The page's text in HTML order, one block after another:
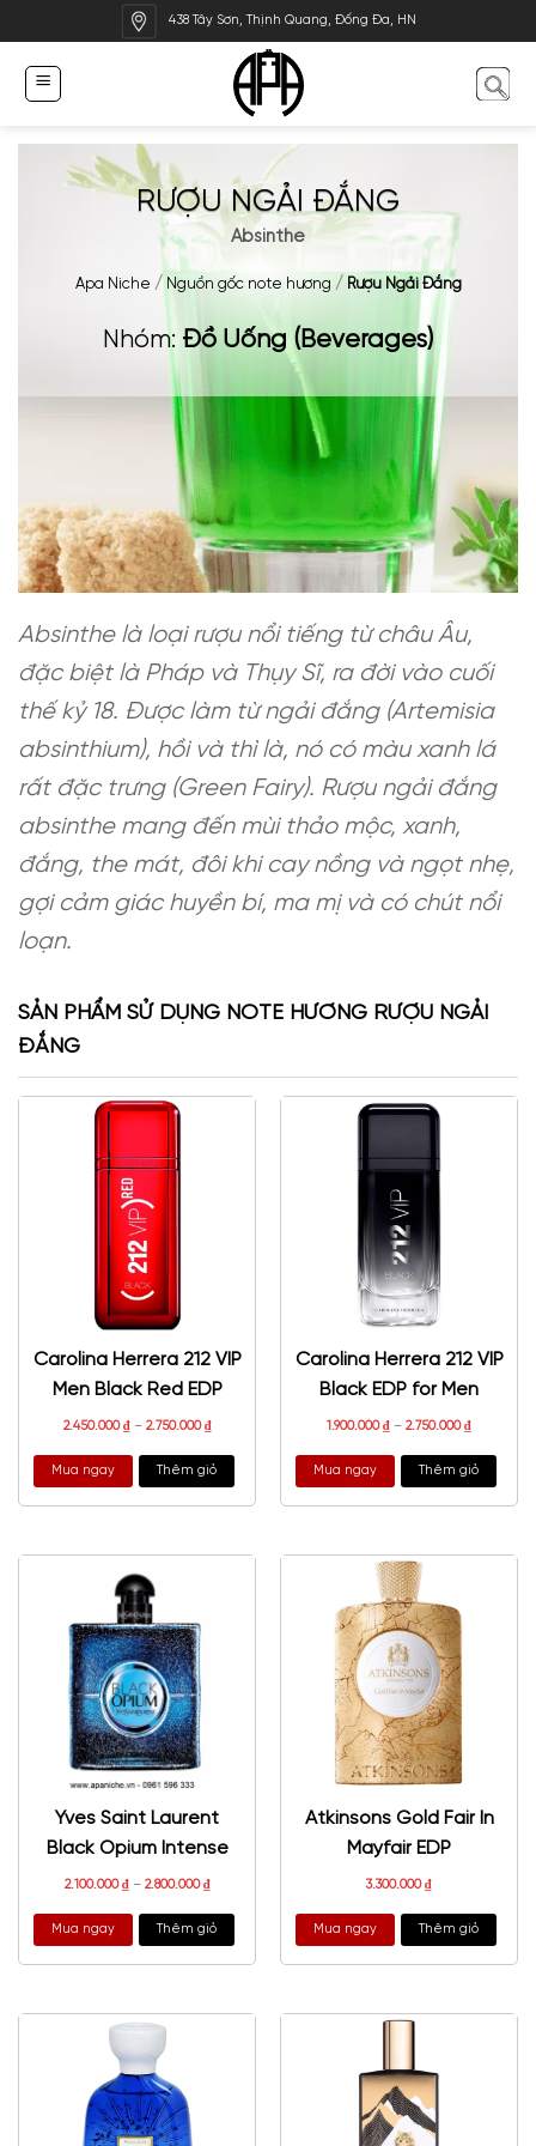
qua
dung
438 Tây Sơn, Thịnh Quang, Đống Đa, HN
RƯỢU NGẢI ĐẮNG
Absinthe
Apa Niche / Nguồn gốc note hương / Rượu Ngải Đắng
Nhóm: Đồ Uống (Beverages)
Absinthe là loại rượu nổi tiếng từ châu Âu,
đặc biệt là Pháp và Thụy Sĩ, ra đời vào cuối
thế kỷ 18. Được làm từ ngải đắng (Artemisia
absinthium), hồi và thì là, nó có màu xanh lá
rất đặc trưng (Green Fairy). Rượu ngải đắng
absinthe mang đến mùi thảo mộc, xanh,
đắng, the mát, đôi khi cay nồng và ngọt nhẹ,
gợi cảm giác huyền bí, ma mị và có chút nổi
loạn.
SẢN PHẨM SỬ DỤNG NOTE HƯƠNG RƯỢU NGẢI
ĐẮNG
Carolina Herrera 212 VIP
Men Black Red EDP
2.450.000₫– 2.750.000₫
Mua ngay Thêm giỏ
Carolina Herrera 212 VIP
Black EDP for Men
1.900.000₫ – 2.750.000₫
Mua ngay Thêm giỏ
Yves Saint Laurent
Black Opium Intense
2.100.000₫– 2.800.000₫
Mua ngay Thêm giỏ
Atkinsons Gold Fair In
Mayfair EDP
3.300.000₫
Mua ngay Thêm giỏ